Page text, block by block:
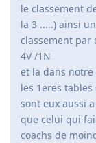
le classement
la 3 .....) ainsi
classement par
4V /1N
et la dans
les 1eres
sont eux aussi
que celui qui
coachs de